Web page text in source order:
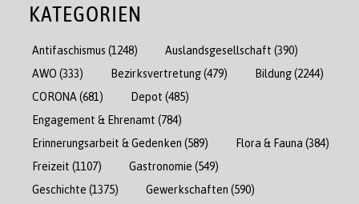
KATEGORIEN
Antifaschismus (1248) Auslandsgesellschaft (390)
AWO (333) Bezirksvertretung(479) Bildung(2244)
CORONA (681) Depot (485)
Engagement & Ehrenamt (784)
Erinnerungsarbeit & Gedenken (589) Flora & Fauna (384)
Freizeit (1107) Gastronomie (549)
Geschichte (1375) Gewerkschaften (590)